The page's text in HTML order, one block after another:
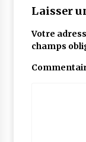
Laisser
Votre
champs